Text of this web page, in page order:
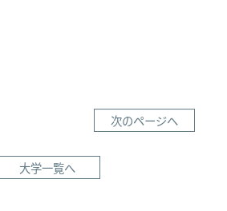
次のページへ
大学一覧へ